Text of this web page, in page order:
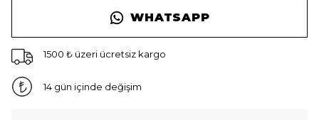
WHATSAPP
1500 ₺ üzeri ücretsiz kargo
14 gün içinde değişim